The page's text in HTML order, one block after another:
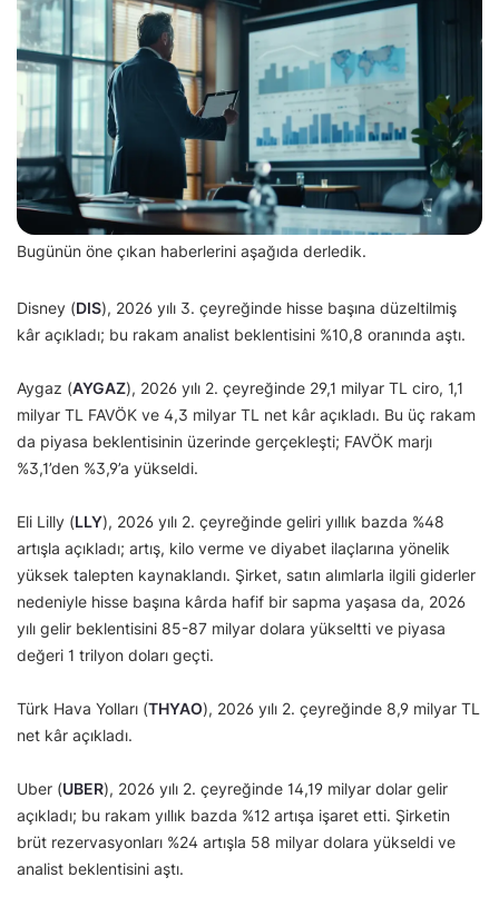
Bugünün öne çıkan haberlerini aşağıda derledik.
Disney (DIS), 2026 yılı 3. çeyreğinde hisse başına düzeltilmiş
kâr açıkladı; bu rakam analist beklentisini %10,8 oranında aştı.
Aygaz (AYGAZ), 2026 yılı 2. çeyreğinde 29,1 milyar TL ciro, 1,1
milyar TL FAVÖK ve 4,3 milyar TL net kâr açıkladı. Bu üç rakam
da piyasa beklentisinin üzerinde gerçekleşti; FAVÖK marjı
%3,1’den %3,9’a yükseldi.
Eli Lilly (LLY), 2026 yılı 2. çeyreğinde geliri yıllık bazda %48
artışla açıkladı; artış, kilo verme ve diyabet ilaçlarına yönelik
yüksek talepten kaynaklandı. Şirket, satın alımlarla ilgili giderler
nedeniyle hisse başına kârda hafif bir sapma yaşasa da, 2026
yılı gelir beklentisini 85-87 milyar dolara yükseltti ve piyasa
değeri 1 trilyon doları geçti.
Türk Hava Yolları (THYAO), 2026 yılı 2. çeyreğinde 8,9 milyar TL
net kâr açıkladı.
Uber (UBER), 2026 yılı 2. çeyreğinde 14,19 milyar dolar gelir
açıkladı; bu rakam yıllık bazda %12 artışa işaret etti. Şirketin
brüt rezervasyonları %24 artışla 58 milyar dolara yükseldi ve
analist beklentisini aştı.